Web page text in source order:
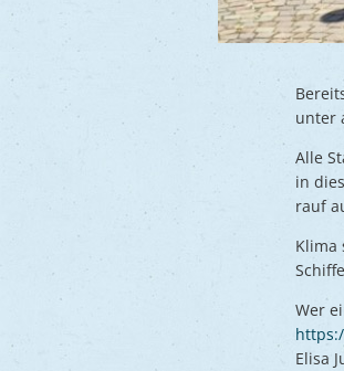
unter
Alle
in
rauf
Klima
Wer
Elisa